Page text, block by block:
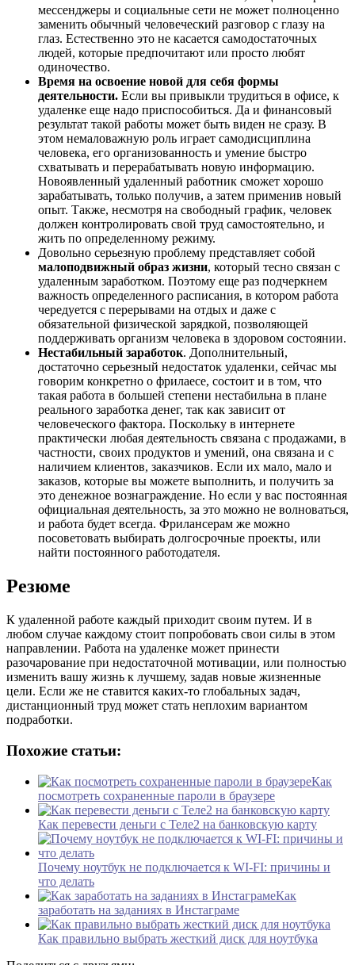
мессенджеры и социальные сети не может полноценно
заменить обычный человеческий разговор с глазу на
глаз. Естественно это не касается самодостаточных
людей, которые предпочитают или просто любят
одиночество.
Время на освоение новой для себя формы
деятельности. Если вы привыкли трудиться в офисе, к
удаленке еще надо приспособиться. Да и финансовый
результат такой работы может быть виден не сразу. В
этом немаловажную роль играет самодисциплина
человека, его организованность и умение быстро
схватывать и перерабатывать новую информацию.
Новоявленный удаленный работник сможет хорошо
зарабатывать, только получив, а затем применив новый
опыт. Также, несмотря на свободный график, человек
должен контролировать свой труд самостоятельно, и
жить по определенному режиму.
Довольно серьезную проблему представляет собой
малоподвижный образ жизни, который тесно связан с
удаленным заработком. Поэтому еще раз подчеркнем
важность определенного расписания, в котором работа
чередуется с перерывами на отдых и даже с
обязательной физической зарядкой, позволяющей
поддерживать организм человека в здоровом состоянии.
Нестабильный заработок. Дополнительный,
достаточно серьезный недостаток удаленки, сейчас мы
говорим конкретно о фрилаесе, состоит и в том, что
такая работа в большей степени нестабильна в плане
реального заработка денег, так как зависит от
человеческого фактора. Поскольку в интернете
практически любая деятельность связана с продажами, в
частности, своих продуктов и умений, она связана и с
наличием клиентов, заказчиков. Если их мало, мало и
заказов, которые вы можете выполнить, и получить за
это денежное вознаграждение. Но если у вас постоянная
официальная деятельность, за это можно не волноваться,
и работа будет всегда. Фрилансерам же можно
посоветовать выбирать долгосрочные проекты, или
найти постоянного работодателя.
Резюме
К удаленной работе каждый приходит своим путем. И в
любом случае каждому стоит попробовать свои силы в этом
направлении. Работа на удаленке может принести
разочарование при недостаточной мотивации, или полностью
изменить вашу жизнь к лучшему, задав новые жизненные
цели. Если же не ставится каких-то глобальных задач,
дистанционный труд может стать неплохим вариантом
подработки.
Похожие статьи:
Как
посмотреть сохраненные пароли в браузере
Как перевести деньги с Теле2 на банковскую карту
Почему ноутбук не подключается к WI-FI: причины и
что делать
Как
заработать на заданиях в Инстаграме
Как правильно выбрать жесткий диск для ноутбука